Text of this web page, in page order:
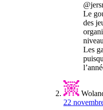
Le
des
Les
22